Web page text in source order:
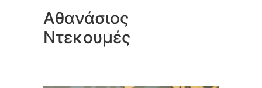
Αθανάσιος
Ντεκουμές